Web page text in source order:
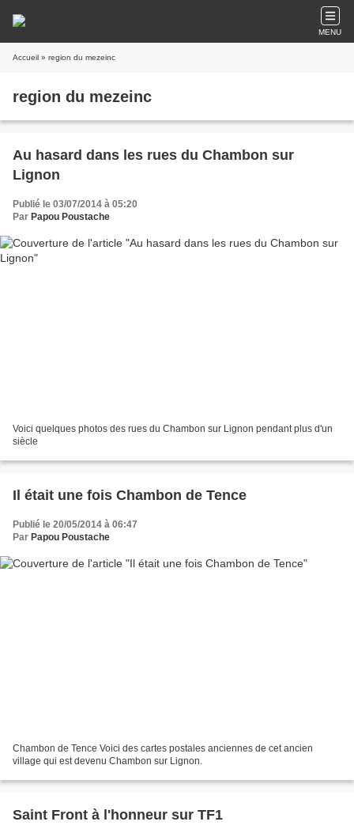
MENU
Accueil » region du mezeinc
region du mezeinc
Au hasard dans les rues du Chambon sur
Lignon
Publié le 03/07/2014 à 05:20
Par Papou Poustache
Voici quelques photos des rues du Chambon sur Lignon pendant plus d'un
siècle
Il était une fois Chambon de Tence
Publié le 20/05/2014 à 06:47
Par Papou Poustache
Chambon de Tence Voici des cartes postales anciennes de cet ancien
village qui est devenu Chambon sur Lignon.
Saint Front à l'honneur sur TF1